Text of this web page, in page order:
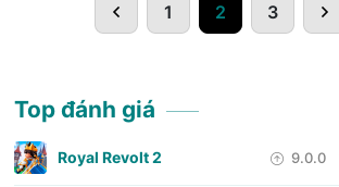
1 2 3
Top đánh giá
Royal Revolt 2 9.0.0